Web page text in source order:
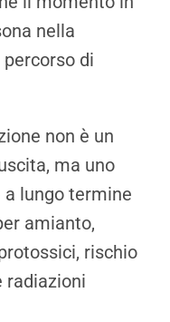
nella
di
non è un
ma uno
lungo termine
amianto,
rischio
radiazioni